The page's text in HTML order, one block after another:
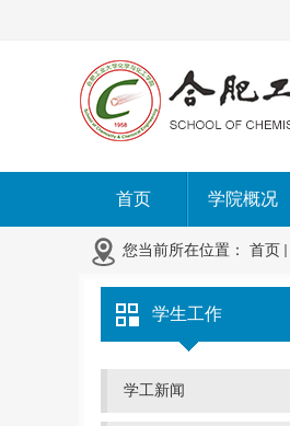
首页 学院概况
您当前所在位置： 首页
学生工作
学工新闻